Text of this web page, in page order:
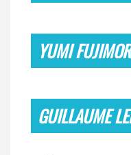
YUMI
GUILLAUME